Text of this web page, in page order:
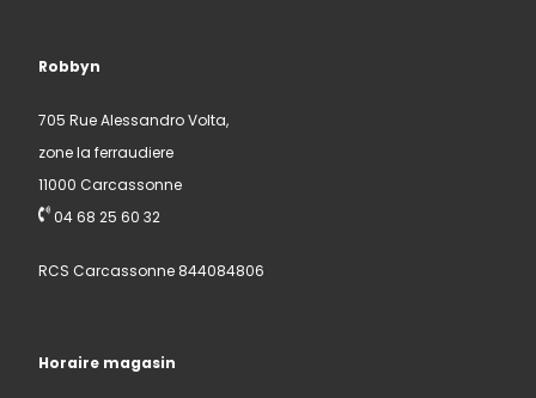
Robbyn
705 Rue Alessandro Volta,
zone la ferraudiere
11000 Carcassonne
04 68 25 60 32
RCS Carcassonne 844084806
Horaire magasin